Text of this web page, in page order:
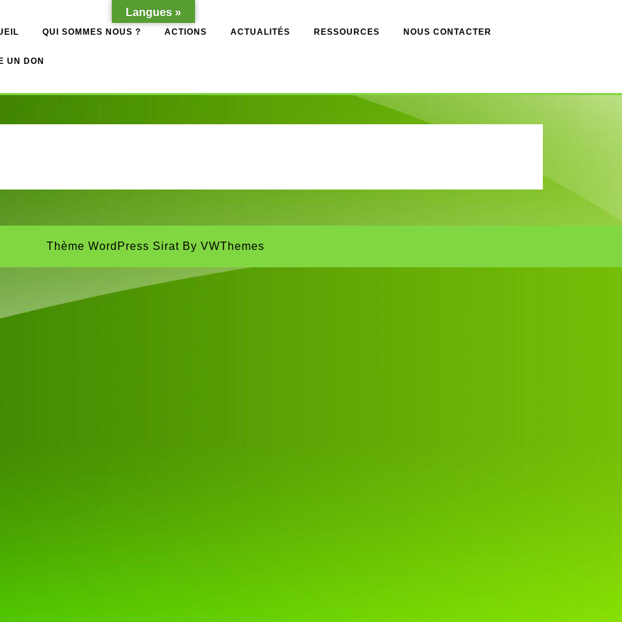
QUI SOMMES NOUS ? ACTIONS ACTUALITÉS RESSOURCES NOUS CONTACTER
UN DON
Thème WordPress Sirat By VWThemes
Langues »